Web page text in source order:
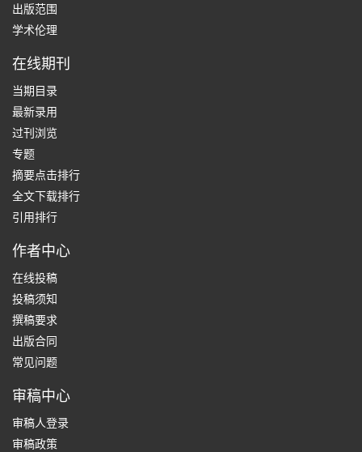
出版范围
学术伦理
在线期刊
当期目录
最新录用
过刊浏览
专题
摘要点击排行
全文下载排行
引用排行
作者中心
在线投稿
投稿须知
撰稿要求
出版合同
常见问题
审稿中心
审稿人登录
审稿政策